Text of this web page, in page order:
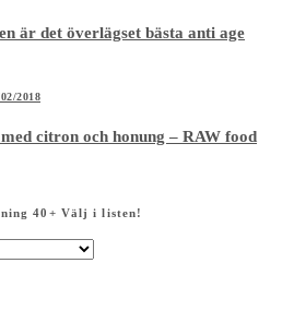
är det överlägset bästa anti age
2018
citron och honung – RAW food
40+ Välj i listen!